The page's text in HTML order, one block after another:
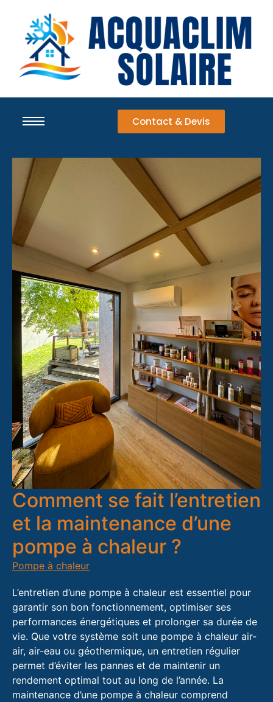
Contact & Devis
Comment se fait l’entretien
et la maintenance d’une
pompe à chaleur ?
Pompe à chaleur
L’entretien d’une pompe à chaleur est essentiel pour
garantir son bon fonctionnement, optimiser ses
performances énergétiques et prolonger sa durée de
vie. Que votre système soit une pompe à chaleur air-
air, air-eau ou géothermique, un entretien régulier
permet d’éviter les pannes et de maintenir un
rendement optimal tout au long de l’année. La
maintenance d’une pompe à chaleur comprend